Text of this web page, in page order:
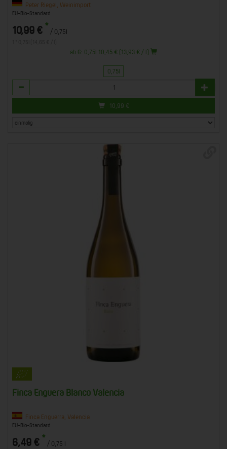
Peter Riegel, Weinimport
EU-Bio-Standard
10,99 € * / 0,75l
ab 6: 0,75l 10,45 € (13,93 € / l)
0,75l
Anzahl
10,99 €
Finca Enguera Blanco Valencia
Finca Enguerra, Valencia
EU-Bio-Standard
6,49 € * / 0,75 l